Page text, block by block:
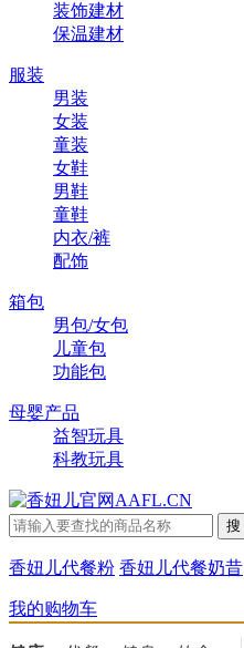
装饰建材
保温建材
服装
男装
女装
童装
女鞋
男鞋
童鞋
内衣/裤
配饰
箱包
男包/女包
儿童包
功能包
母婴产品
益智玩具
科教玩具
香妞儿代餐粉 香妞儿代餐奶昔
我的购物车